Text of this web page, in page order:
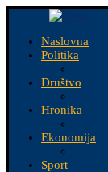
Naslovna
Politika
Društvo
Hronika
Ekonomija
Sport